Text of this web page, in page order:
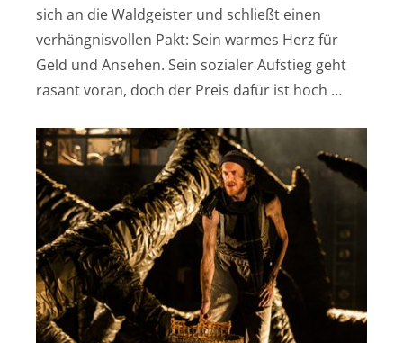
sich an die Waldgeister und schließt einen
verhängnisvollen Pakt: Sein warmes Herz für
Geld und Ansehen. Sein sozialer Aufstieg geht
rasant voran, doch der Preis dafür ist hoch …